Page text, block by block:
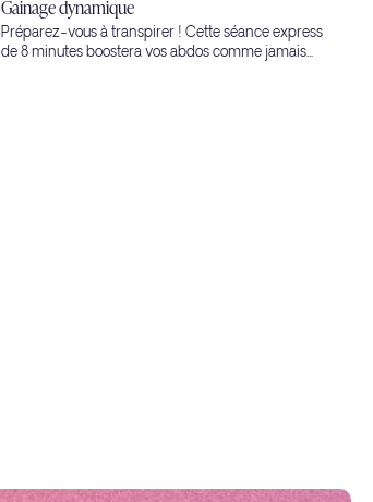
Gainage dynamique
Préparez-vous à transpirer ! Cette séance express
de 8 minutes boostera vos abdos comme jamais...